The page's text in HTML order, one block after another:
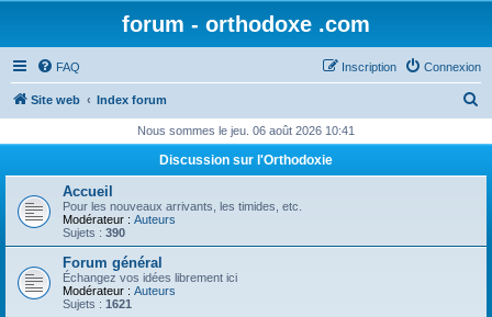
forum - orthodoxe .com
FAQ Connexion
Inscription
Site web Index forum
h
Nous sommes le jeu. 06 août 2026 10:41
Discussion sur l'Orthodoxie
Accueil
Pour les nouveaux arrivants, les timides, etc.
Modérateur : Auteurs
Sujets : 390
Forum général
Échangez vos idées librement ici
Modérateur : Auteurs
Sujets : 1621